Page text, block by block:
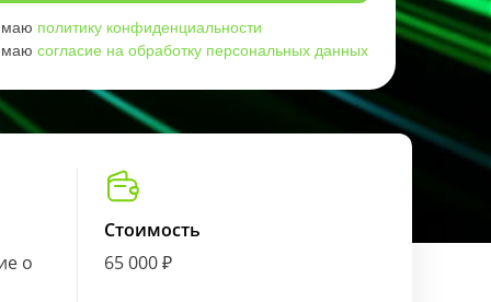
политику конфиденциальности
согласие на обработку персональных данных
о
Стоимость
65 000 ₽